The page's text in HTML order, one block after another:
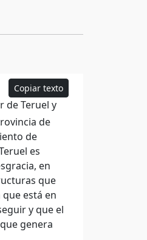
Copiar texto
de Teruel y
de
de
es
en
que
está en
y que el
genera